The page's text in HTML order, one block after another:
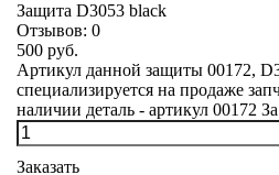
Защита D3053 black
Отзывов: 0
500 руб.
Артикул данной защиты 00172,
специализируется на продаже
наличии деталь - артикул 00172
Заказать